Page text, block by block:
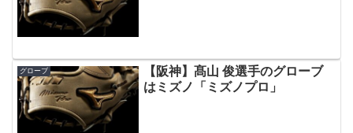
グローブ
【阪神】髙山 俊選手のグローブ
はミズノ「ミズノプロ」